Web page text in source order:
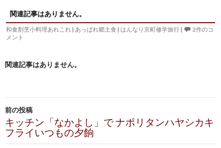
関連記事はありません。
和食割烹小料理あれこれ | あっぱれ郷土食 | はんなり京町修学旅行 |
2件のコ
メント
関連記事はありません。
投
稿
ナ
前の投稿
キッチン「なかよし」で ナポリタンハヤシカキ
フライいつもの夕餉